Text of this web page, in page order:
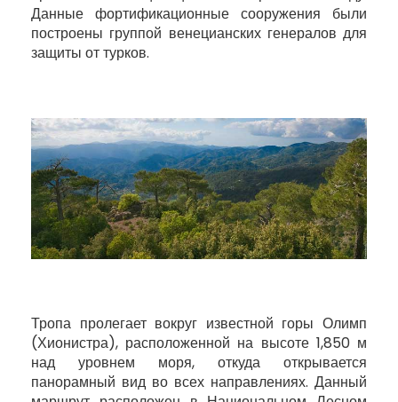
Данные фортификационные сооружения были
построены группой венецианских генералов для
защиты от турков.
Тропа пролегает вокруг известной горы Олимп
(Хионистра), расположенной на высоте 1,850 м
над уровнем моря, откуда открывается
панорамный вид во всех направлениях. Данный